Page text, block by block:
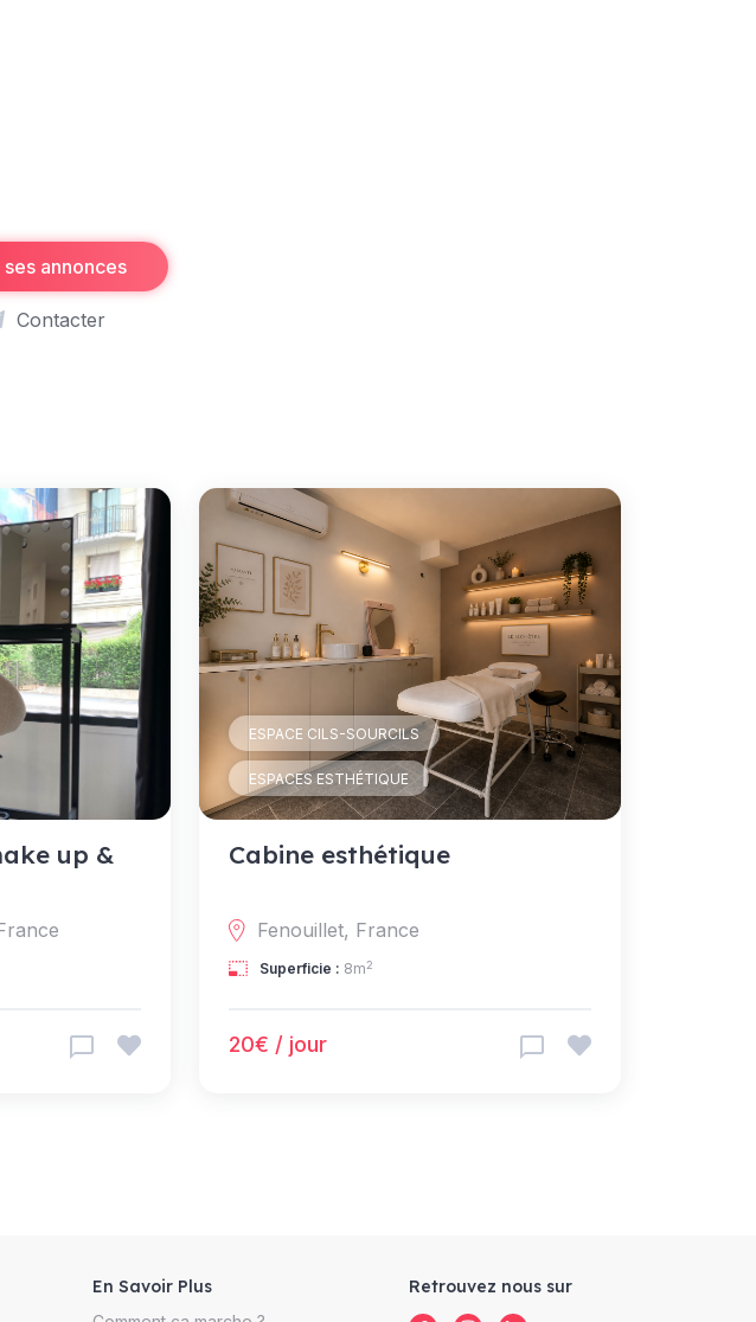
ses annonces
Contacter
up &
ESPACE CILS-SOURCILS
ESPACES ESTHÉTIQUE
Cabine esthétique
Fenouillet, France
Superficie : 8m2
20€ / jour
En Savoir Plus Retrouvez nous sur